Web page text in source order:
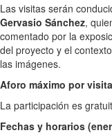
Las visitas serán
Gervasio Sánchez,
comentado por la
del proyecto y el
las imágenes.
Aforo máximo por
La participación es
Fechas y horarios